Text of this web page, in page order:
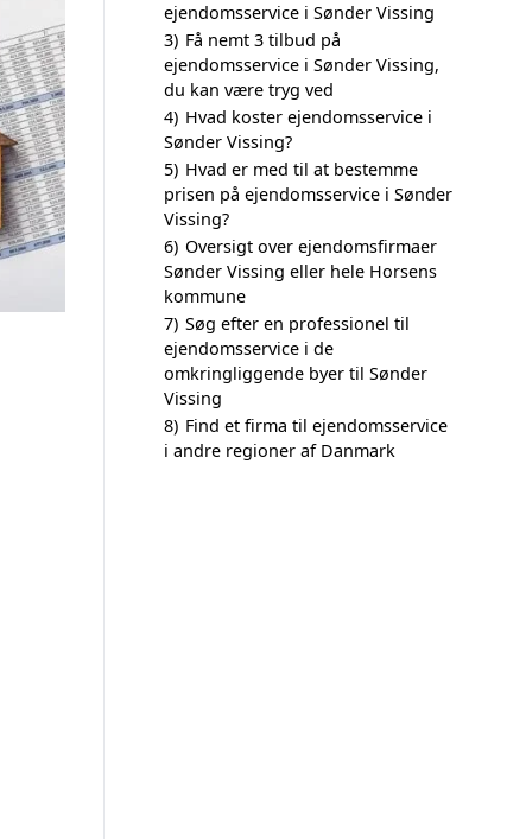
ejendomsservice i Sønder Vissing
3) Få nemt 3 tilbud på
ejendomsservice i Sønder Vissing,
du kan være tryg ved
4) Hvad koster ejendomsservice i
Sønder Vissing?
5) Hvad er med til at bestemme
prisen på ejendomsservice i Sønder
Vissing?
6) Oversigt over ejendomsfirmaer
Sønder Vissing eller hele Horsens
kommune
7) Søg efter en professionel til
ejendomsservice i de
omkringliggende byer til Sønder
Vissing
8) Find et firma til ejendomsservice
i andre regioner af Danmark